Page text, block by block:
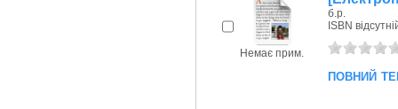
Немає прим.
б.р.
ISBN
повний